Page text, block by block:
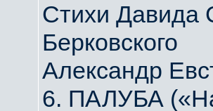
Стихи Давида
Берковского
Александр
6. ПАЛУБА